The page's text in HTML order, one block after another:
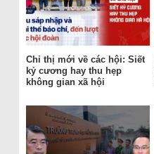
Chỉ thị mới về các hội: Siết
kỷ cương hay thu hẹp
không gian xã hội